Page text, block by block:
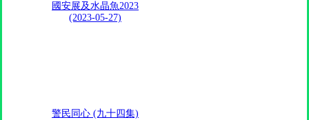
國安展及水晶魚2023​
(2023-05-27)
警民同心 (九十四集)